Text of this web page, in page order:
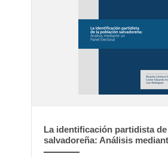
La identificación partidista
salvadoreña: Análisis
Electoral